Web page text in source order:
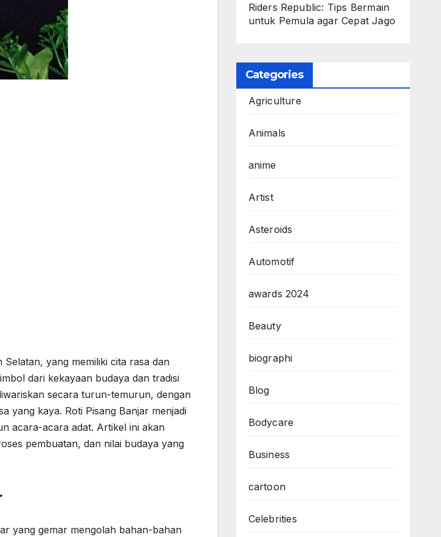
yang memiliki cita rasa dan
dari kekayaan budaya dan tradisi
secara turun-temurun, dengan
yang kaya. Roti Pisang Banjar menjadi
acara-acara adat. Artikel ini akan
pembuatan, dan nilai budaya yang
yang gemar mengolah bahan-bahan
Riders Republic: Tips Bermain
untuk Pemula agar Cepat Jago
Categories
Agriculture
Animals
anime
Artist
Asteroids
Automotif
awards 2024
Beauty
biographi
Blog
Bodycare
Business
cartoon
Celebrities